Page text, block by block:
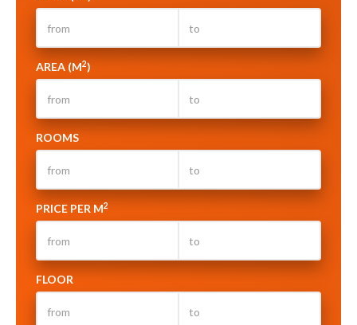
AREA (M2)
ROOMS
PRICE PER M2
FLOOR